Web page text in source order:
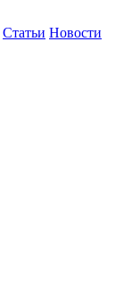
Статьи Новости